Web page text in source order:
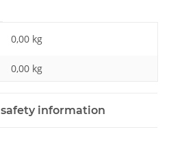
0,00 kg
0,00 kg
information